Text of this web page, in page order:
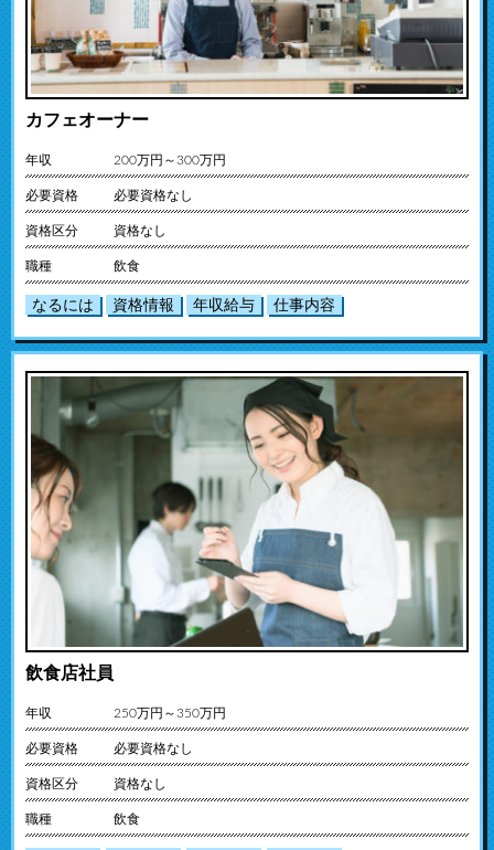
カフェオーナー
年収 200万円～300万円
必要資格 必要資格なし
資格区分 資格なし
職種 飲食
なるには 資格情報 年収給与 仕事内容
飲食店社員
年収 250万円～350万円
必要資格 必要資格なし
資格区分 資格なし
職種 飲食